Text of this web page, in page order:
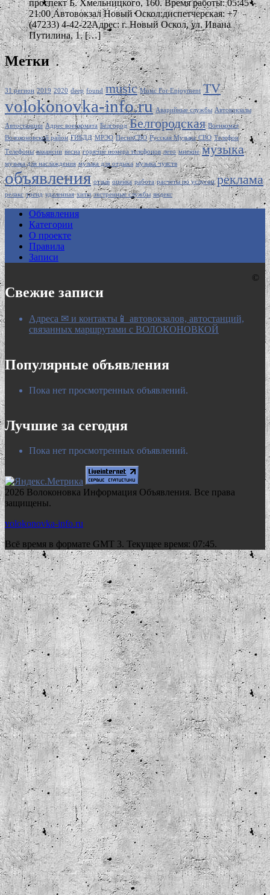
проспект Б. Хмельницкого, 160. Время работы: 05:45 –
21:00 Автовокзал Новый Оскол:диспетчерская: +7
(47233) 4-42-22Адрес: г. Новый Оскол, ул. Ивана
Путилина, 1. […]
Метки
31 регион 2019 2020 deep found music Music For Enjoyment TV
volokonovka-info.ru Аварийные службы Автовокзалы
Автостанции Адрес военкомата Белгород Белгородская Военкомат
Волоконовский район ГИБДД МРЭО ПесниСВО Русская Музыка СВО Телефон
Телефоны вакансии весна горячие номера телефонов лето мнение музыка
музыка для наслаждения музыка для отдыха музыка чувств
объявления отзыв оценка работа расчеты по услугам реклама
релакс тренд удаленная хиты экстренные службы яндекс
Объявления
Категории
О проекте
Правила
Записи
Свежие записи
Адреса ✉ и контакты📱 автовокзалов, автостанций,
связанных маршрутами с ВОЛОКОНОВКОЙ
Популярные объявления
Пока нет просмотренных объявлений.
Лучшие за сегодня
Пока нет просмотренных объявлений.
©
2026 Волоконовка Информация Объявления. Все права
защищены.
volokonovka-info.ru
Всё время в формате GMT 3. Текущее время: 07:45.